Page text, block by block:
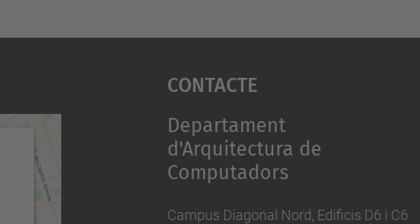
Contacte
Departament
d'Arquitectura de
Computadors
Campus Diagonal Nord, Edificis D6 i C6